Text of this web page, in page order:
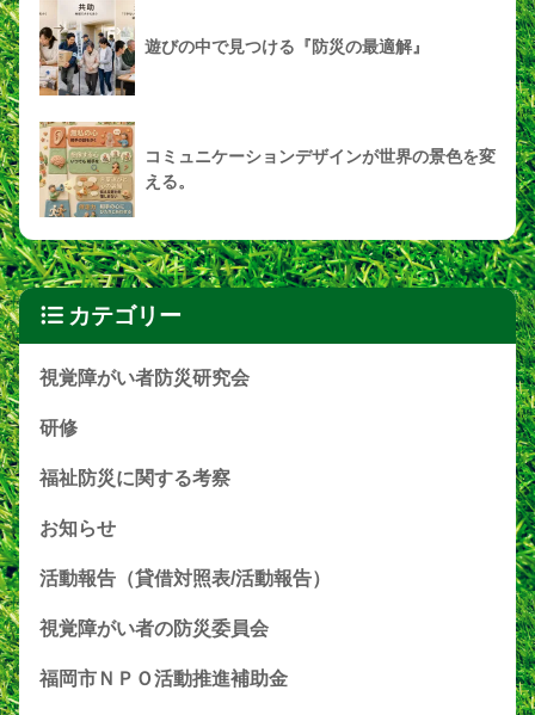
遊びの中で見つける『防災の最適解』
コミュニケーションデザインが世界の景色を変
える。
カテゴリー
視覚障がい者防災研究会
研修
福祉防災に関する考察
お知らせ
活動報告（貸借対照表/活動報告）
視覚障がい者の防災委員会
福岡市ＮＰＯ活動推進補助金